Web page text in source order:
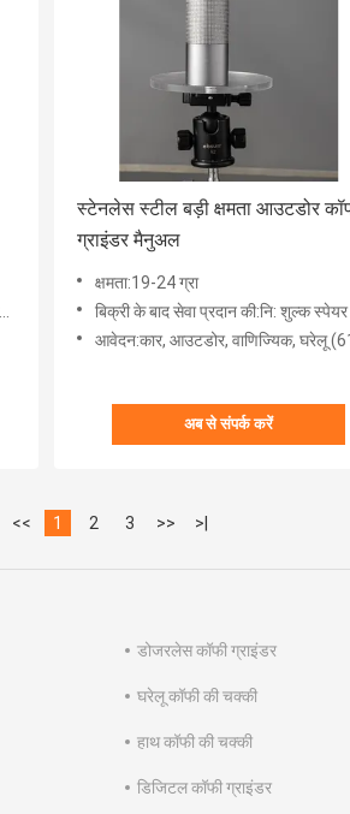
स्टेनलेस स्टील बड़ी क्षमता आउटडोर
ग्राइंडर मैनुअल
क्षमता:19-24 ग्रा
बिक्री के बाद सेवा प्रदान की:नि: शुल्क स्पेयर पार्ट्स
आवेदन:कार, ​​आउटडोर, वाणिज्यिक, घरेलू
अब से संपर्क करें
<< 1 2 3 >> >|
डोजरलेस कॉफी ग्राइंडर
घरेलू कॉफी की चक्की
हाथ कॉफी की चक्की
डिजिटल कॉफी ग्राइंडर